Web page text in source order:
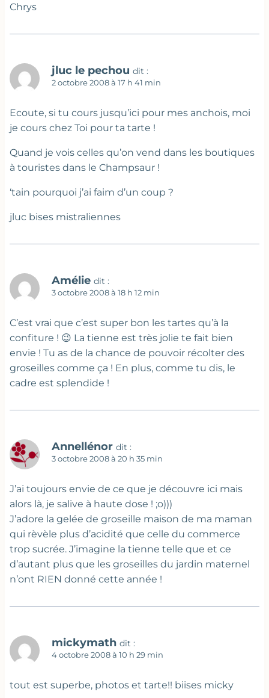
Chrys
jluc le pechou dit :
2 octobre 2008 à 17 h 41 min
Ecoute, si tu cours jusqu’ici pour mes anchois, moi
je cours chez Toi pour ta tarte !
Quand je vois celles qu’on vend dans les boutiques
à touristes dans le Champsaur !
‘tain pourquoi j’ai faim d’un coup ?
jluc bises mistraliennes
Amélie dit :
3 octobre 2008 à 18 h 12 min
C’est vrai que c’est super bon les tartes qu’à la
confiture ! 😉 La tienne est très jolie te fait bien
envie ! Tu as de la chance de pouvoir récolter des
groseilles comme ça ! En plus, comme tu dis, le
cadre est splendide !
Annellénor dit :
3 octobre 2008 à 20 h 35 min
J’ai toujours envie de ce que je découvre ici mais
alors là, je salive à haute dose ! ;o)))
J’adore la gelée de groseille maison de ma maman
qui rèvèle plus d’acidité que celle du commerce
trop sucrée. J’imagine la tienne telle que et ce
d’autant plus que les groseilles du jardin maternel
n’ont RIEN donné cette année !
mickymath dit :
4 octobre 2008 à 10 h 29 min
tout est superbe, photos et tarte!! biises micky